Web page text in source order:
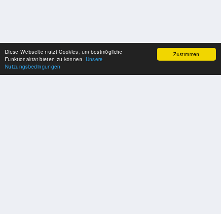
Zustimmen
Diese Webseite nutzt Cookies, um bestmögliche
Funktionalität bieten zu können. Unsere
Nutzungsbedingungen